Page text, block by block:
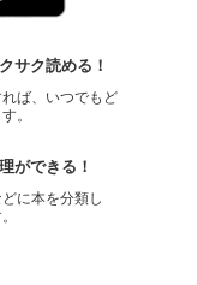
サク読める！
ば、いつでもど
。
ができる！
に本を分類し